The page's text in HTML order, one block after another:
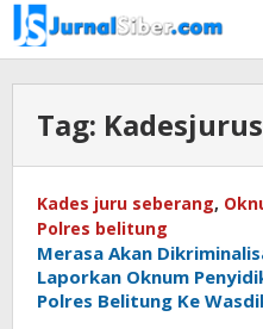
Skip
to
content
Tag:
Kades juru seberang,
Polres belitung
Merasa Akan
Laporkan Oknum
Polres Belitung Ke